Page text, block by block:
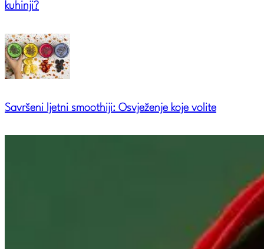
kuhinji?
Savršeni ljetni smoothiji: Osvježenje koje volite